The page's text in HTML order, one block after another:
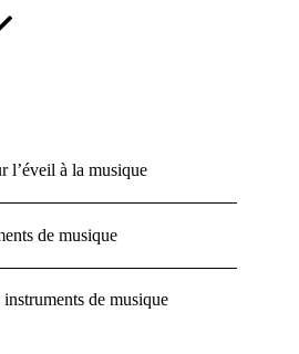
l’éveil à la musique
de musique
de musique